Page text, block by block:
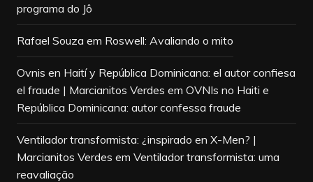
programa do Jô
Rafael Souza em Roswell: Avaliando o mito
Ovnis en Haití y República Dominicana: el autor confiesa
el fraude | Marcianitos Verdes em OVNIs no Haiti e
República Dominicana: autor confessa fraude
Ventilador transformista: ¿inspirado en X-Men? |
Marcianitos Verdes em Ventilador transformista: uma
reavaliação